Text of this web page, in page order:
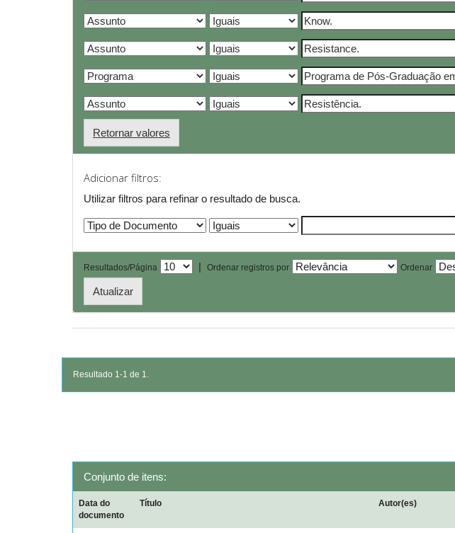
Retornar valores
Adicionar filtros:
Utilizar filtros para refinar o resultado de busca.
Resultados/Página | Ordenar registros por Ordenar
Resultado 1-1 de 1.
Conjunto de itens:
Data do
documento
Título Autor(es)